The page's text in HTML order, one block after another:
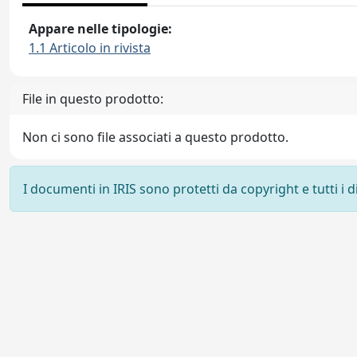
Appare nelle tipologie:
1.1 Articolo in rivista
File in questo prodotto:
Non ci sono file associati a questo prodotto.
I documenti in IRIS sono protetti da copyright e tutti i